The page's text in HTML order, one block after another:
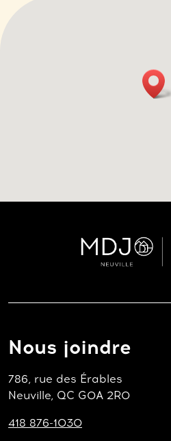
Nous joindre
786, rue des Érables
Neuville, QC G0A 2R0
418 876-1030